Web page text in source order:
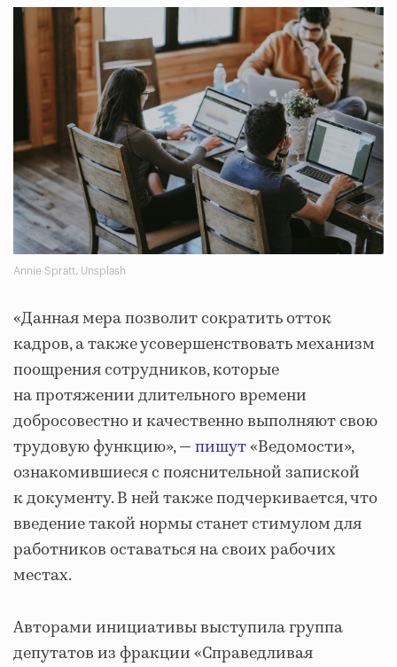
Annie Spratt, Unsplash
«Данная мера позволит сократить отток
кадров, а также усовершенствовать механизм
поощрения сотрудников, которые
на протяжении длительного времени
добросовестно и качественно выполняют свою
трудовую функцию», —пишут«Ведомости»,
ознакомившиеся с пояснительной запиской
к документу. В ней также подчеркивается, что
введение такой нормы станет стимулом для
работников оставаться на своих рабочих
местах.
Авторами инициативы выступила группа
депутатов из фракции «Справедливая